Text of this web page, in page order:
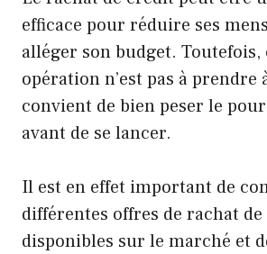
efficace pour réduire ses
alléger son budget. Toutefois,
opération n’est pas à prendre
convient de bien peser le
avant de se lancer.
Il est en effet important de
différentes offres de rachat
disponibles sur le marché et